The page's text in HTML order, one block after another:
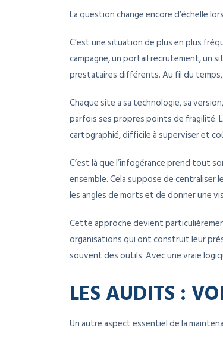
La question change encore d’échelle
C’est une situation de plus en plus
campagne, un portail recrutement, un
prestataires différents. Au fil du
Chaque site a sa technologie, sa
parfois ses propres points de fragilité.
cartographié, difficile à superviser et
C’est là que l’infogérance prend tout
ensemble. Cela suppose de centraliser
les angles de morts et de donner une
Cette approche devient
organisations qui ont construit leur
souvent des outils. Avec une vraie
LES AUDITS :
Un autre aspect essentiel de la